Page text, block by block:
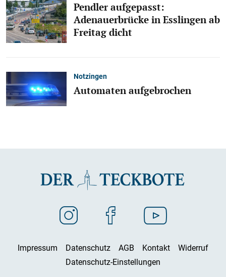
Pendler aufgepasst:
Adenauerbrücke in Esslingen ab
Freitag dicht
Notzingen
Automaten aufgebrochen
Impressum Datenschutz AGB Kontakt
Widerruf
Datenschutz-Einstellungen